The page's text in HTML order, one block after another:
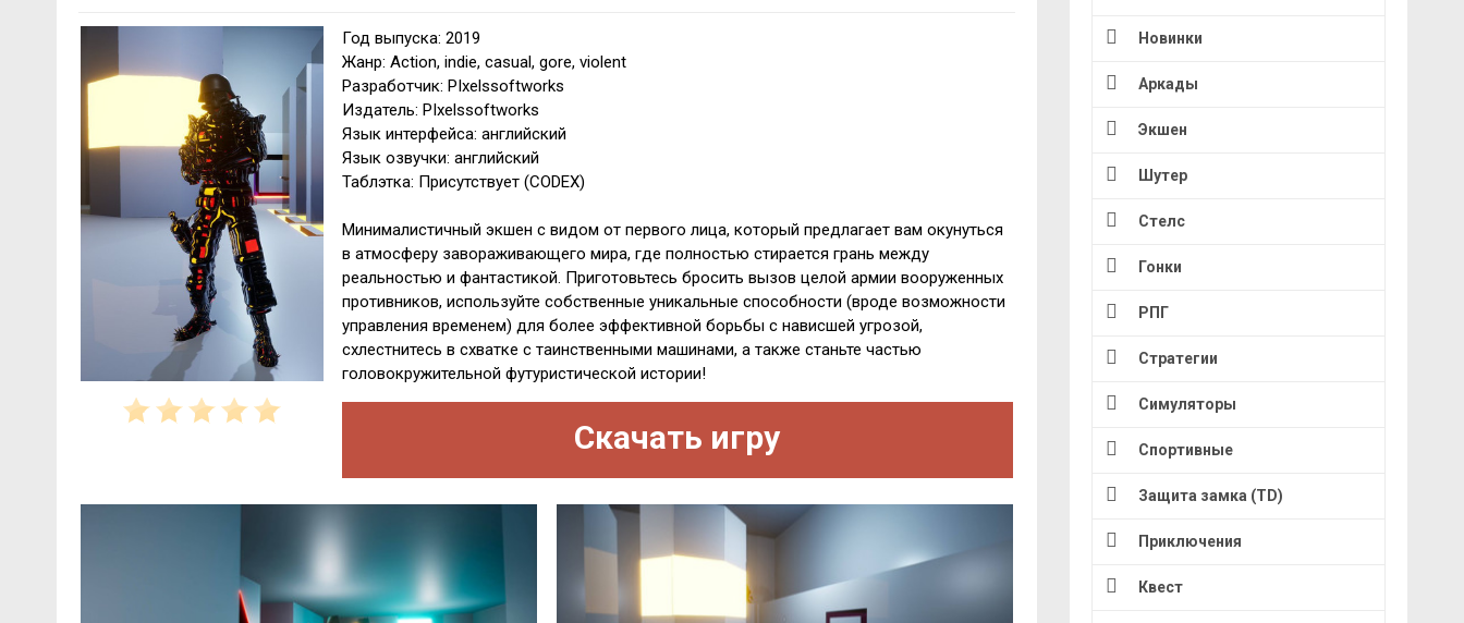
Год выпуска: 2019
Жанр: Action, indie, casual, gore, violent
Разработчик: PIxelssoftworks
Издатель: PIxelssoftworks
Язык интерфейса: английский
Язык озвучки: английский
Таблэтка: Присутствует (CODEX)
Минималистичный экшен с видом от первого лица, который предлагает вам окунуться
в атмосферу завораживающего мира, где полностью стирается грань между
реальностью и фантастикой. Приготовьтесь бросить вызов целой армии вооруженных
противников, используйте собственные уникальные способности (вроде возможности
управления временем) для более эффективной борьбы с нависшей угрозой,
схлестнитесь в схватке с таинственными машинами, а также станьте частью
головокружительной футуристической истории!
Скачать игру
Новинки
Аркады
Экшен
Шутер
Стелс
Гонки
РПГ
Стратегии
Симуляторы
Спортивные
Защита замка (TD)
Приключения
Квест